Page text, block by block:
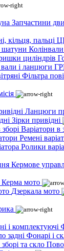
Запчастини
Фільтра
Ланцюги
Зірки привідні
Варіатори в
Ремені
Ролики
Кермове
Керма мото
Дзеркала мото
Фонарі і